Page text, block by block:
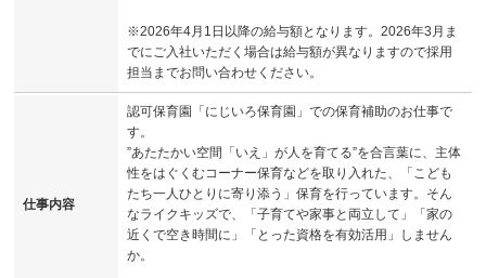
※2026年4月1日以降の給与額となります。2026年3月ま
でにご入社いただく場合は給与額が異なりますので採用
担当までお問い合わせください。
仕事内容
認可保育園「にじいろ保育園」での保育補助のお仕事で
す。
”あたたかい空間「いえ」が人を育てる”を合言葉に、主体
性をはぐくむコーナー保育などを取り入れた、「こども
たち一人ひとりに寄り添う」保育を行っています。そん
なライクキッズで、「子育てや家事と両立して」「家の
近くで空き時間に」「とった資格を有効活用」しません
か。